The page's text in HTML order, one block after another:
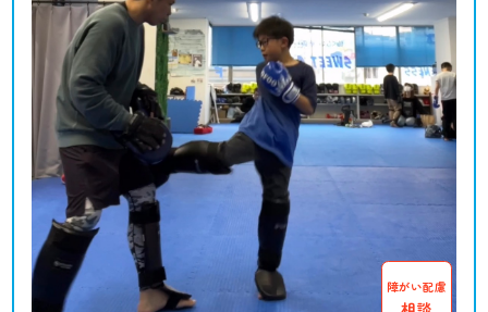
障がい配慮